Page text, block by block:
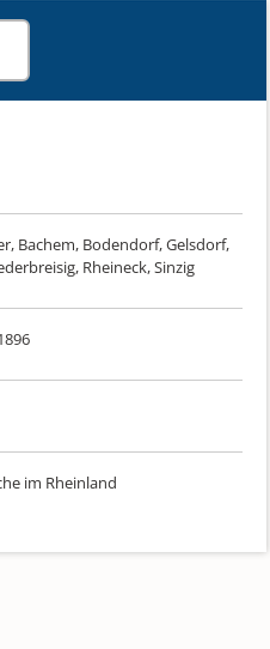
Bachem, Bodendorf, Gelsdorf,
Rheineck, Sinzig
im Rheinland